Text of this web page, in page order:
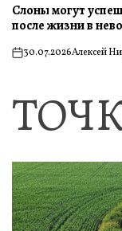
Слоны могут
после жизни в
on30.07.2026Алексей